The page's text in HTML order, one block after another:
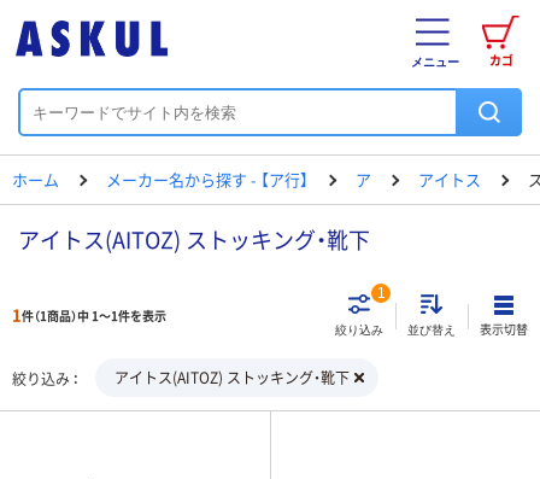
カゴ
メニュー
ホーム メーカー名から探す - 【ア行】 ア アイトス
アイトス(AITOZ) ストッキング・靴下
1件（1商品）中 1～1件を表示
絞り込み
1
並び替え 表示切替
絞り込み アイトス(AITOZ) ストッキング・靴下